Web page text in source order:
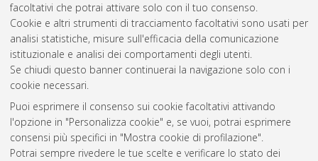
facoltativi che potrai attivare solo con il tuo consenso.
Cookie e altri strumenti di tracciamento facoltativi sono usati per
analisi statistiche, misure sull'efficacia della comunicazione
istituzionale e analisi dei comportamenti degli utenti.
Se chiudi questo banner continuerai la navigazione solo con i
cookie necessari.
Puoi esprimere il consenso sui cookie facoltativi attivando
l'opzione in "Personalizza cookie" e, se vuoi, potrai esprimere
consensi più specifici in "Mostra cookie di profilazione".
Potrai sempre rivedere le tue scelte e verificare lo stato dei
Gestione del documento:
Atom
Rss 1.0
Rss 2.0